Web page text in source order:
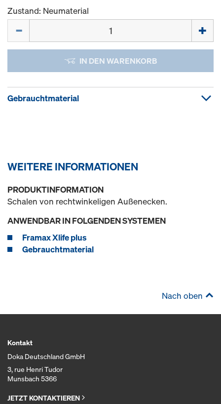
Zustand: Neumaterial
IN DEN WARENKORB
Gebrauchtmaterial
WEITERE INFORMATIONEN
PRODUKTINFORMATION
Schalen von rechtwinkeligen Außenecken.
ANWENDBAR IN FOLGENDEN SYSTEMEN
Framax Xlife plus
Gebrauchtmaterial
Nach oben
Kontakt
Doka Deutschland GmbH
3, rue Henri Tudor
Munsbach 5366
JETZT KONTAKTIEREN